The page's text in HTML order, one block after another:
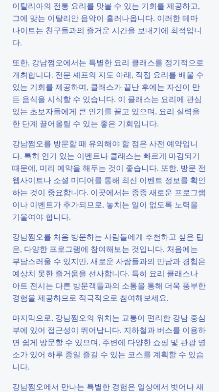
이탈리아의 전통 요리를 맛볼 수 있는 기회를 제공하고,
그에 맞는 이탈리안 음악이 흘러나옵니다. 이러한 테마
나이트는 친구들과의 즐거운 시간을 보내기에 최적입니
다.
또한, 강남쩜오에서는 특별한 요리 클래스를 정기적으로
개최합니다. 전문 셰프의 지도 아래, 직접 요리를 배울 수
있는 기회를 제공하며, 클래스가 끝난 후에는 자신이 만
든 음식을 시식할 수 있습니다. 이 클래스는 요리에 관심
있는 초보자들에게 큰 인기를 끌고 있으며, 요리 실력을
한 단계 끌어올릴 수 있는 좋은 기회입니다.
강남쩜오를 방문할 때 유의해야 할 점은 사전 예약입니
다. 특히 인기 있는 이벤트나 클래스는 빠르게 마감되기
때문에, 미리 예약을 해두는 것이 좋습니다. 또한, 방문 전
웹사이트나 소셜 미디어를 통해 최신 이벤트 정보를 확인
하는 것이 중요합니다. 이곳에서는 종종 새로운 프로그램
이나 이벤트가 추가되므로, 놓치는 일이 없도록 노력을
기울여야 합니다.
강남쩜오를 처음 방문하는 사람들에게 추천하고 싶은 팁
은, 다양한 프로그램에 참여해보는 것입니다. 처음에는
부담스러울 수 있지만, 새로운 사람들과의 만남과 경험은
예상치 못한 즐거움을 선사합니다. 특히 요리 클래스나
아트 전시는 다른 방문객들과의 소통을 통해 더욱 풍부한
경험을 제공하므로 적극적으로 참여해보세요.
마지막으로, 강남쩜오의 위치는 교통이 편리한 강남 중심
부에 있어 접근성이 뛰어납니다. 지하철과 버스를 이용하
면 쉽게 방문할 수 있으며, 주변에 다양한 쇼핑 및 관광 명
소가 있어 하루 종일 즐길 수 있는 코스를 계획할 수 있습
니다.
강남쩜오에서 만나는 특별한 경험은 일상에서 벗어나 새